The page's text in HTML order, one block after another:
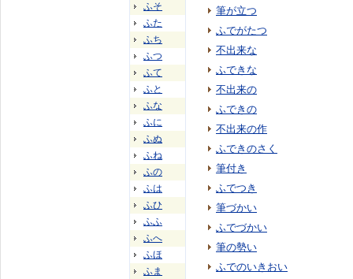
ふそ
ふた
ふち
ふつ
ふて
ふと
ふな
ふに
ふぬ
ふね
ふの
ふは
ふひ
ふふ
ふへ
ふほ
ふま
筆が立つ
ふでがたつ
不出来な
ふできな
不出来の
ふできの
不出来の作
ふできのさく
筆付き
ふでつき
筆づかい
ふでづかい
筆の勢い
ふでのいきおい